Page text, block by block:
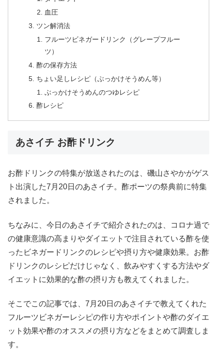
血圧
ツン解消法
フルーツビネガードリンク（グレープフルー
ツ）
酢の保存方法
ちょい足しレシピ（ぶっかけそうめん等）
ぶっかけそうめんのつゆレシピ
酢レシピ
あさイチ お酢ドリンク
お酢ドリンクの特集が放送されたのは、磯山さやかがゲス
ト出演した7月20日のあさイチ。酢ポーツの祭典前に特集
されました。
ちなみに、今日のあさイチで紹介されたのは、コロナ過で
の健康意識の高まりやダイエットで注目されている酢を使
ったビネガードリンクのレシピや摂り方や健康効果。お酢
ドリンクのレシピだけじゃなく、飲みやすくする方法やダ
イエットに効果的な酢の摂り方も教えてくれました。
そこでこの記事では、7月20日のあさイチで教えてくれた
フルーツビネガーレシピの作り方やポイントや酢のダイエ
ット効果や酢のオススメの摂り方などをまとめて調査しま
す。